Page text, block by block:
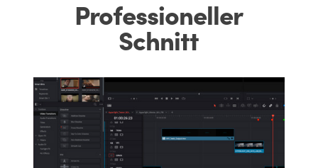
Professioneller
Schnitt